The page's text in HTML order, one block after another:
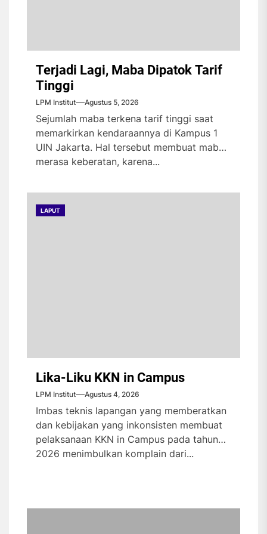
Terjadi Lagi, Maba Dipatok Tarif
Tinggi
LPM Institut Agustus 5, 2026
Sejumlah maba terkena tarif tinggi saat
memarkirkan kendaraannya di Kampus 1
UIN Jakarta. Hal tersebut membuat maba
merasa keberatan, karena...
LAPUT
Lika-Liku KKN in Campus
LPM Institut Agustus 4, 2026
Imbas teknis lapangan yang memberatkan
dan kebijakan yang inkonsisten membuat
pelaksanaan KKN in Campus pada tahun
2026 menimbulkan komplain dari...